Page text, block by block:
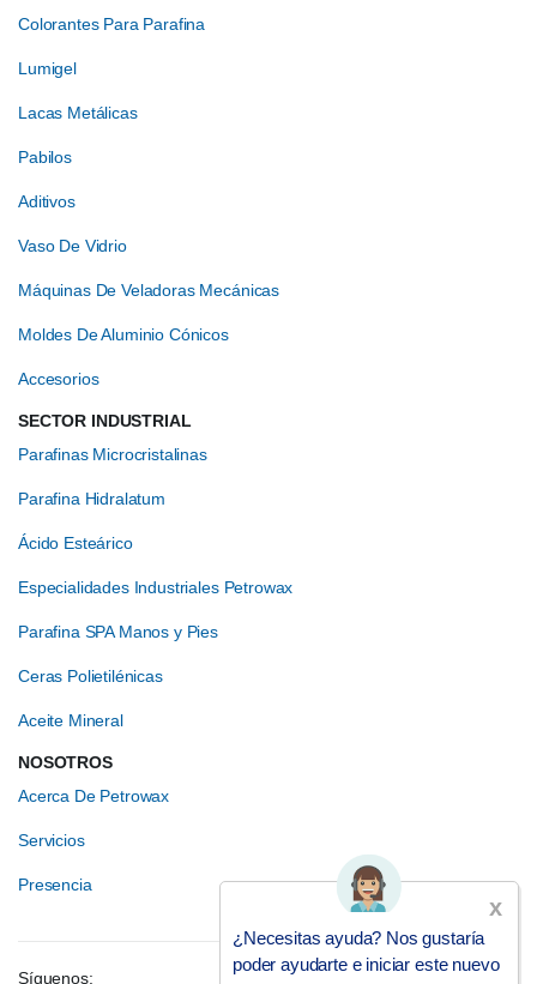
Colorantes Para Parafina
Lumigel
Lacas Metálicas
Pabilos
Aditivos
Vaso De Vidrio
Máquinas De Veladoras Mecánicas
Moldes De Aluminio Cónicos
Accesorios
SECTOR INDUSTRIAL
Parafinas Microcristalinas
Parafina Hidralatum
Ácido Esteárico
Especialidades Industriales Petrowax
Parafina SPA Manos y Pies
Ceras Polietilénicas
Aceite Mineral
NOSOTROS
Acerca De Petrowax
Servicios
Presencia
Síguenos:
x
¿Necesitas ayuda? Nos gustaría
poder ayudarte e iniciar este nuevo